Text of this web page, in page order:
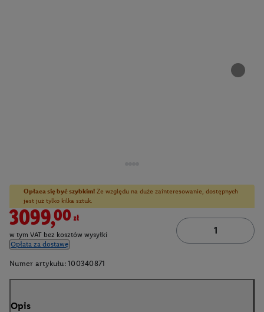
Opłaca się być szybkim! Ze względu na duże zainteresowanie, dostępnych
jest już tylko kilka sztuk.
3099,00zł
w tym VAT bez kosztów wysyłki
Opłata za dostawę
Numer artykułu: 100340871
Opis